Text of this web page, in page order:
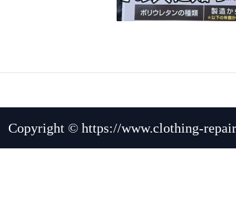
Copyright © https://www.clothing-